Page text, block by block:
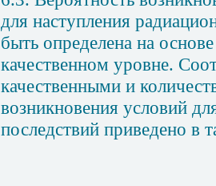
для наступления
быть определена на
качественном уровне.
качественными и
возникновения условий
последствий приведено в